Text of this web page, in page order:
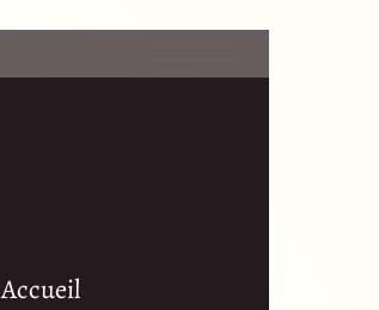
Accueil